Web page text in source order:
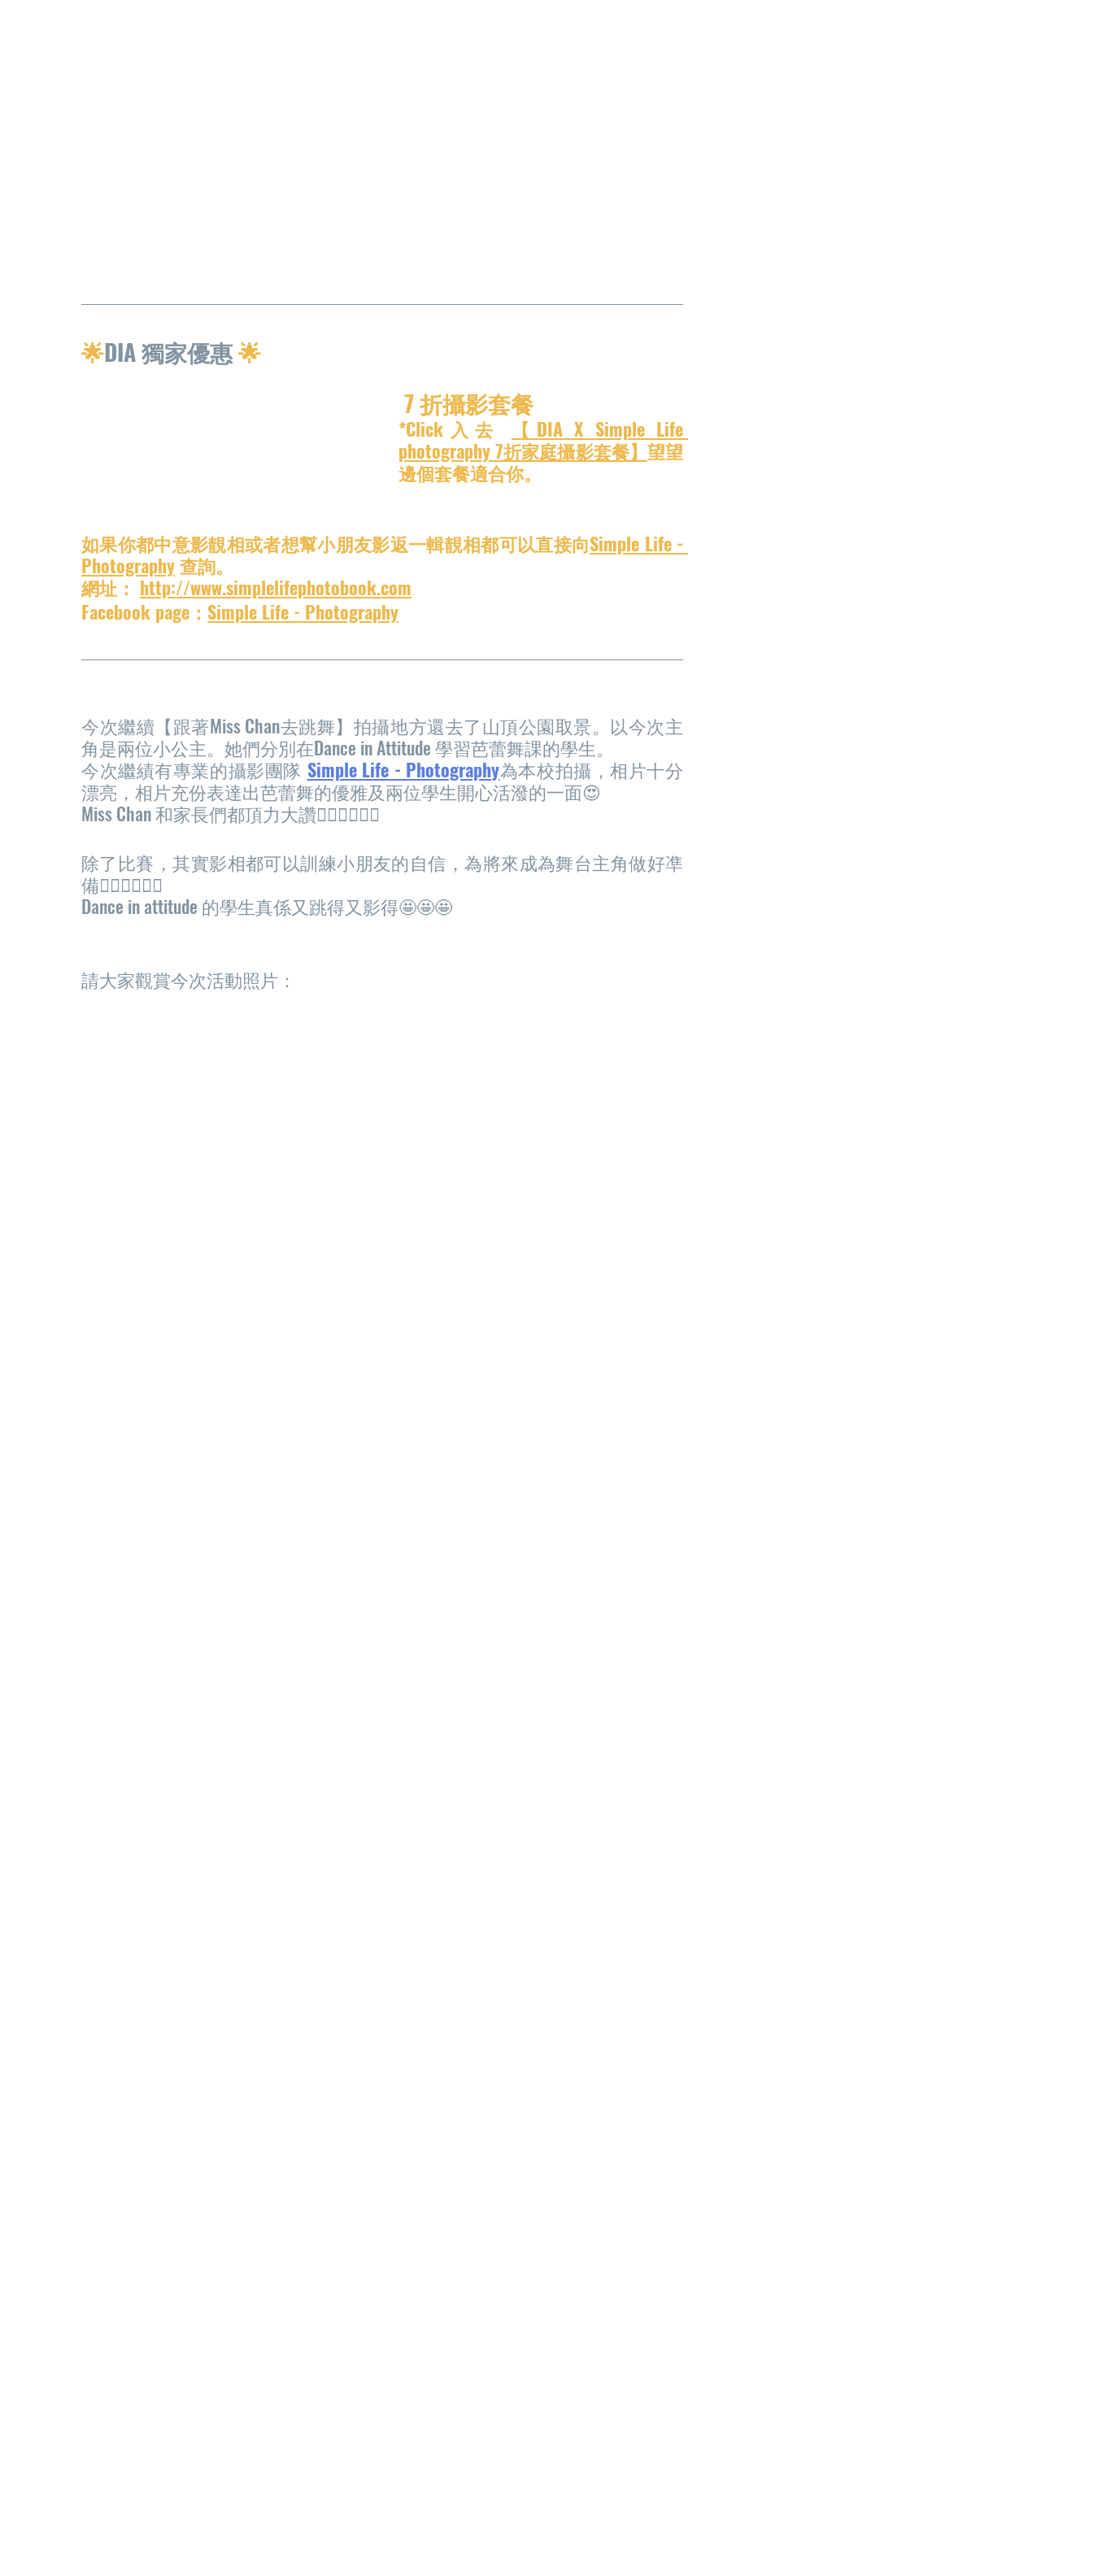
🌟DIA 獨家優惠 🌟
7 折攝影套餐
*Click入去
【DIA X Simple Life
photography 7折家庭攝影套餐】 望望
邊個套餐適合你。
如果你都中意影靚相或者想幫小朋友影返一輯靚相都可以直接向Simple Life -
Photography 查詢。
網址： http://www.simplelifephotobook.com
Facebook page： Simple Life - Photography
今次繼續【跟著Miss Chan去跳舞】拍攝地方還去了山頂公園取景。以今次主
角是兩位小公主。她們分別在Dance in Attitude 學習芭蕾舞課的學生。
今次繼績有專業的攝影團隊 Simple Life - Photography為本校拍攝，相片十分
漂亮，相片充份表達出芭蕾舞的優雅及兩位學生開心活潑的一面😍
Miss Chan 和家長們都頂力大讚👍🏻👍🏻👍🏻
除了比賽，其實影相都可以訓練小朋友的自信，為將來成為舞台主角做好凖
備👍🏻👍🏻👍🏻
Dance in attitude 的學生真係又跳得又影得🤩🤩🤩
請大家觀賞今次活動照片：